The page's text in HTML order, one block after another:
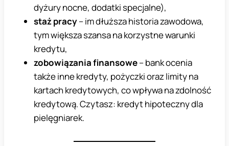
dyżury nocne, dodatki specjalne),
staż pracy– im dłuższa historia zawodowa,
tym większa szansa na korzystne warunki
kredytu,
zobowiązania finansowe– bank ocenia
także inne kredyty, pożyczki oraz limity na
kartach kredytowych, co wpływa na zdolność
kredytową. Czytasz: kredyt hipoteczny dla
pielęgniarek.